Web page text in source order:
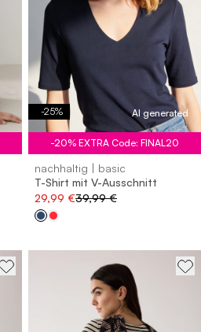
-25% AI generated
-20% EXTRA Code: FINAL20
nachhaltig | basic
T-Shirt mit V-Ausschnitt
29,99 €39,99 €